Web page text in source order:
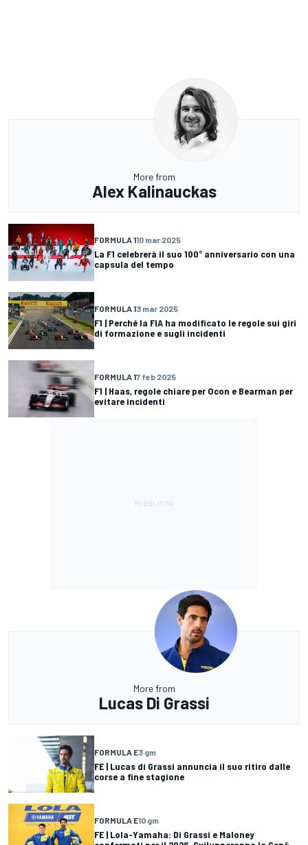
More from
Alex Kalinauckas
FORMULA 110 mar 2025
La F1 celebrerà il suo 100° anniversario con una
capsula del tempo
FORMULA 13 mar 2025
F1 | Perché la FIA ha modificato le regole sui giri
di formazione e sugli incidenti
FORMULA 17 feb 2025
F1 | Haas, regole chiare per Ocon e Bearman per
evitare incidenti
More from
Lucas Di Grassi
FORMULA E3 gm
FE | Lucas di Grassi annuncia il suo ritiro dalle
corse a fine stagione
FORMULA E10 gm
FE | Lola-Yamaha: Di Grassi e Maloney